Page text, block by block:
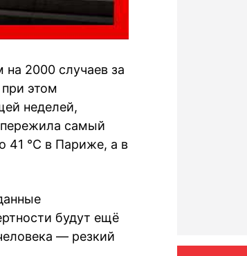
2000 случаев за
этом
неделей,
самый
41 °C в Париже, а в
будут ещё
— резкий